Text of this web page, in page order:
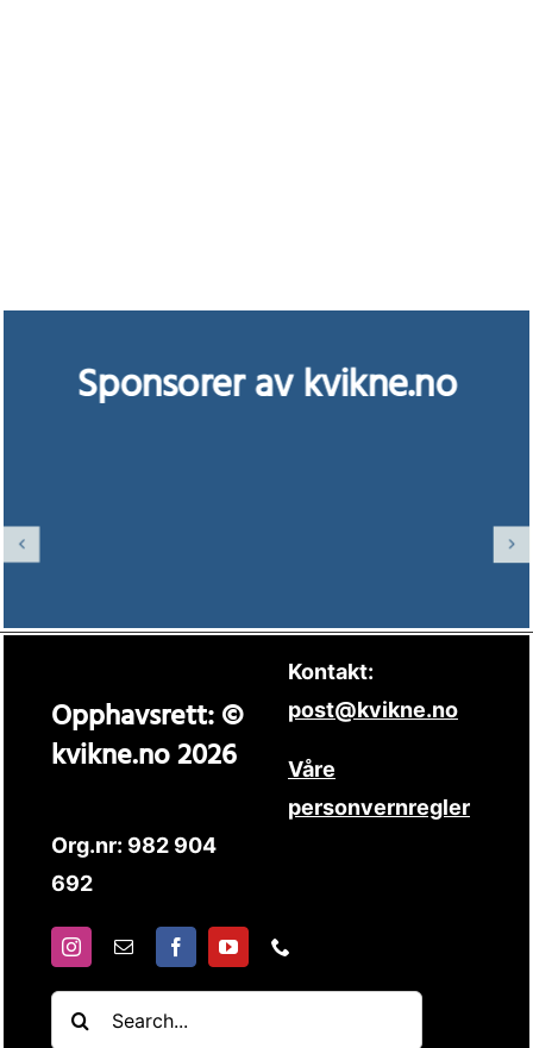
Sponsorer av kvikne.no
Opphavsrett: ©
kvikne.no 2026
Org.nr: 982 904
692
Kontakt:
post@kvikne.no
Våre
personvernregler
Søk